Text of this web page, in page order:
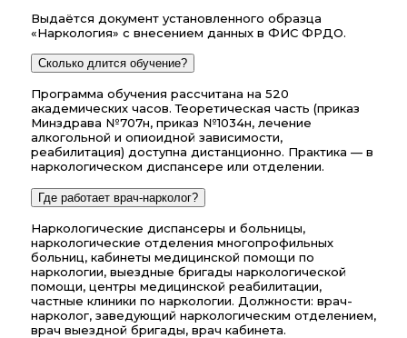
Выдаётся документ установленного образца
«Наркология» с внесением данных в ФИС ФРДО.
Сколько длится обучение?
Программа обучения рассчитана на 520
академических часов. Теоретическая часть (приказ
Минздрава №707н, приказ №1034н, лечение
алкогольной и опиоидной зависимости,
реабилитация) доступна дистанционно. Практика — в
наркологическом диспансере или отделении.
Где работает врач-нарколог?
Наркологические диспансеры и больницы,
наркологические отделения многопрофильных
больниц, кабинеты медицинской помощи по
наркологии, выездные бригады наркологической
помощи, центры медицинской реабилитации,
частные клиники по наркологии. Должности: врач-
нарколог, заведующий наркологическим отделением,
врач выездной бригады, врач кабинета.